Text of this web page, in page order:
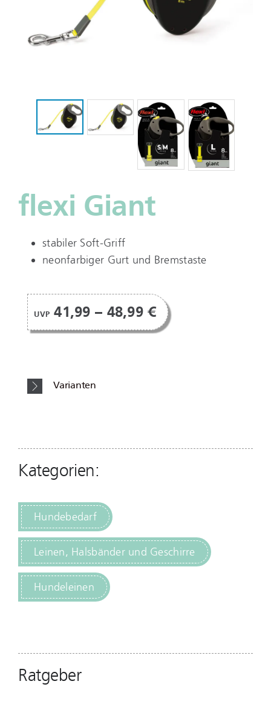
flexi Giant
stabiler Soft-Griff
neonfarbiger Gurt und Bremstaste
UVP 41,99 – 48,99 €
Varianten
Kategorien:
Hundebedarf
Leinen, Halsbänder und Geschirre
Hundeleinen
Ratgeber